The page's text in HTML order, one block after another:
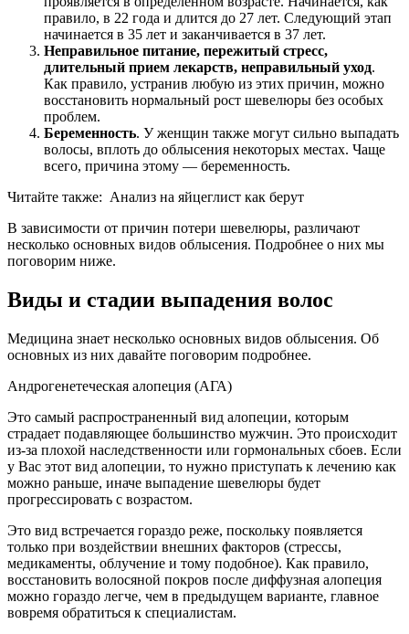
правило, в 22 года и длится до 27 лет. Следующий этап
начинается в 35 лет и заканчивается в 37 лет.
Неправильное питание, пережитый стресс,
длительный прием лекарств, неправильный уход.
Как правило, устранив любую из этих причин, можно
восстановить нормальный рост шевелюры без особых
проблем.
Беременность. У женщин также могут сильно выпадать
волосы, вплоть до облысения некоторых местах. Чаще
всего, причина этому — беременность.
Читайте также: Анализ на яйцеглист как берут
В зависимости от причин потери шевелюры, различают
несколько основных видов облысения. Подробнее о них мы
поговорим ниже.
Виды и стадии выпадения волос
Медицина знает несколько основных видов облысения. Об
основных из них давайте поговорим подробнее.
Андрогенетеческая алопеция (АГА)
Это самый распространенный вид алопеции, которым
страдает подавляющее большинство мужчин. Это происходит
из-за плохой наследственности или гормональных сбоев. Если
у Вас этот вид алопеции, то нужно приступать к лечению как
можно раньше, иначе выпадение шевелюры будет
прогрессировать с возрастом.
Это вид встречается гораздо реже, поскольку появляется
только при воздействии внешних факторов (стрессы,
медикаменты, облучение и тому подобное). Как правило,
восстановить волосяной покров после диффузная алопеция
можно гораздо легче, чем в предыдущем варианте, главное
вовремя обратиться к специалистам.